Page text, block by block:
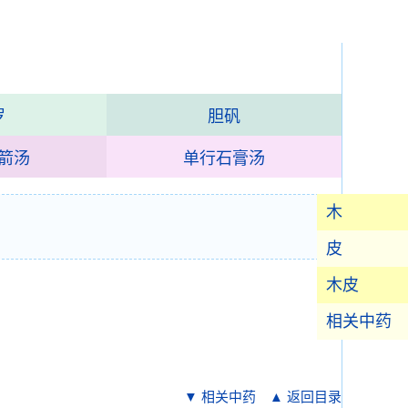
胆矾
汤 单行石膏汤
木
皮
木皮
相关中药
▼ 相关中药 ▲ 返回目录